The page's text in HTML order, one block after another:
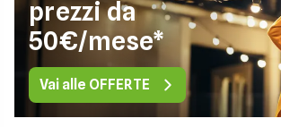
prezzi da
50€/mese*
Vai alle OFFERTE